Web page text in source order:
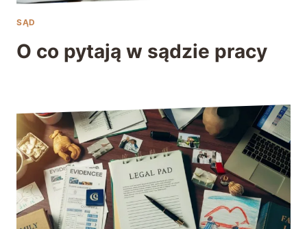
SĄD
O co pytają w sądzie pracy